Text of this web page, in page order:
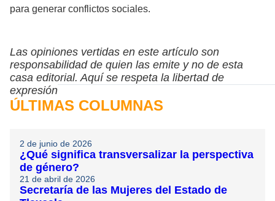
para generar conflictos sociales.
Las opiniones vertidas en este artículo son
responsabilidad de quien las emite y no de esta
casa editorial. Aquí se respeta la libertad de
expresión
ÚLTIMAS COLUMNAS
2 de junio de 2026
¿Qué significa transversalizar la perspectiva
de género?
21 de abril de 2026
Secretaría de las Mujeres del Estado de